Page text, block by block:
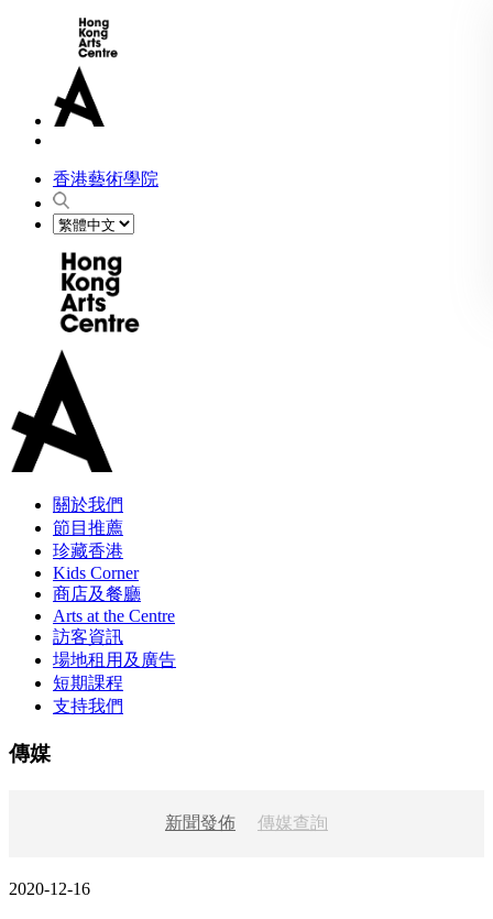
香港藝術學院
關於我們
節目推薦
珍藏香港
Kids Corner
商店及餐廳
Arts at the Centre
訪客資訊
場地租用及廣告
短期課程
支持我們
傳媒
新聞發佈 傳媒查詢
2020-12-16